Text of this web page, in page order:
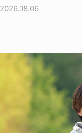
2026.08.06